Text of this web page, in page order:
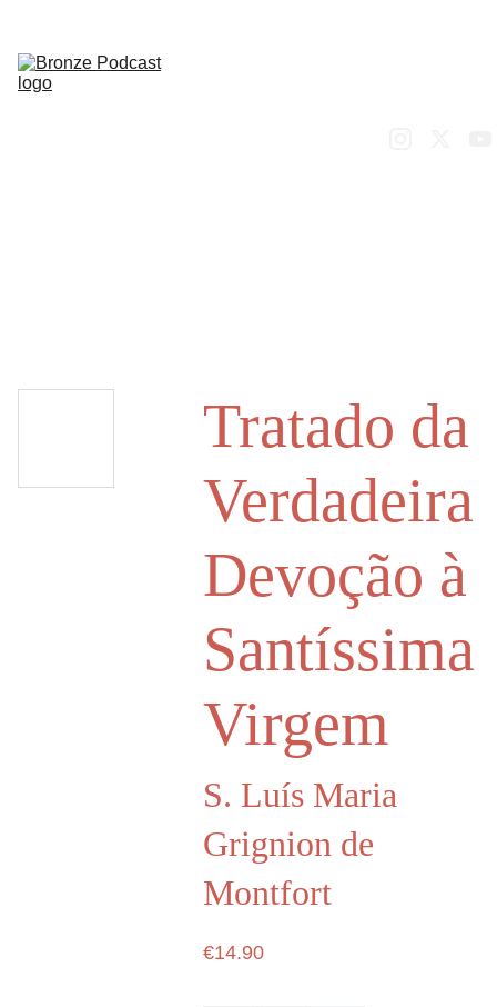
Tratado da
Verdadeira
Devoção à
Santíssima
Virgem
S. Luís Maria
Grignion de
Montfort
€14.90